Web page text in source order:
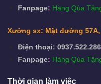
Fanpage: Hàng Qùa
Xưởng sx: Mặt đường 57A,
Điện thoại: 0937.522.286
Fanpage: Hàng Qùa
Thời gian làm việc